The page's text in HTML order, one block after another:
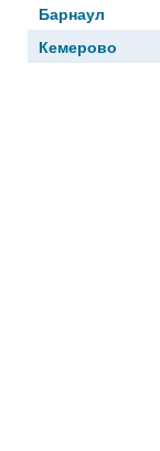
Барнаул
Кемерово